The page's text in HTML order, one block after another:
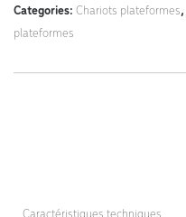
Categories: Chariots plateformes,
plateformes